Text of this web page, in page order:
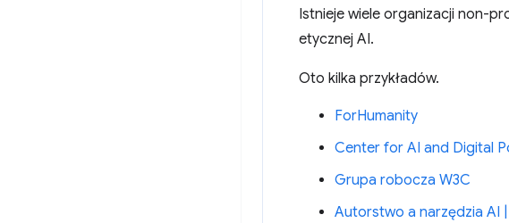
Istnieje wiele organizacji non-
etycznej AI.
Oto kilka przykładów.
ForHumanity
Center for AI and Digital
Grupa robocza W3C
Autorstwo a narzędzia AI